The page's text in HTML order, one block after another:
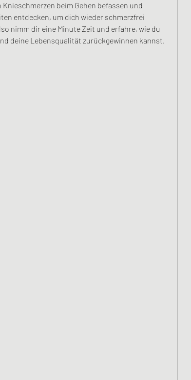
beim Gehen befassen und
entdecken, um dich wieder schmerzfrei
nimm dir eine Minute Zeit und erfahre, wie du
deine Lebensqualität zurückgewinnen kannst.